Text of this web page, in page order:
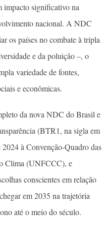
impacto significativo na
nacional. A NDC
os países no combate à tripla
e da poluição –, o
variedade de fontes,
e econômicas.
da nova NDC do Brasil e
(BTR1, na sigla em
à Convenção-Quadro das
Clima (UNFCCC), e
conscientes em relação
em 2035 na trajetória
até o meio do século.